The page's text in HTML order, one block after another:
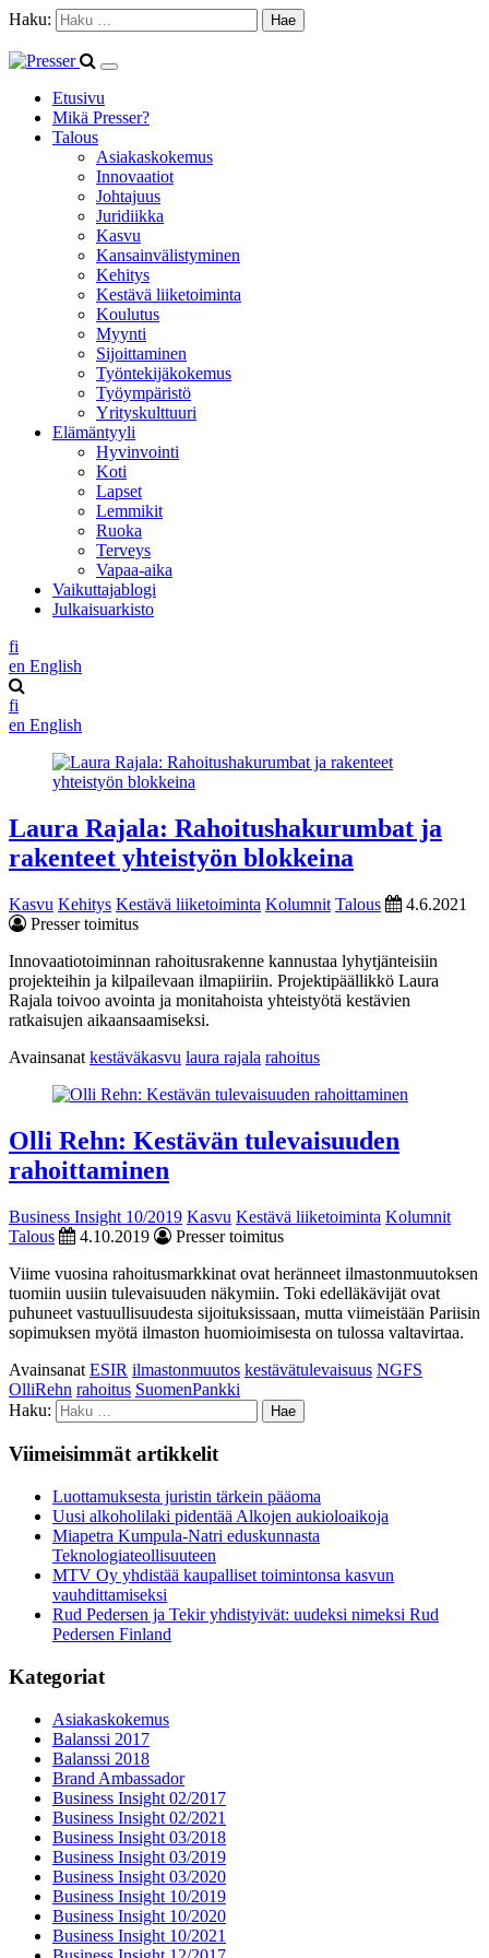
Haku:
Etusivu
Mikä Presser?
Talous
Asiakaskokemus
Innovaatiot
Johtajuus
Juridiikka
Kasvu
Kansainvälistyminen
Kehitys
Kestävä liiketoiminta
Koulutus
Myynti
Sijoittaminen
Työntekijäkokemus
Työympäristö
Yrityskulttuuri
Elämäntyyli
Hyvinvointi
Koti
Lapset
Lemmikit
Ruoka
Terveys
Vapaa-aika
Vaikuttajablogi
Julkaisuarkisto
fi
en English
fi
en English
Laura Rajala: Rahoitushakurumbat ja
rakenteet yhteistyön blokkeina
Kasvu Kehitys Kestävä liiketoiminta Kolumnit Talous
4.6.2021
Presser toimitus
Innovaatiotoiminnan rahoitusrakenne kannustaa lyhytjänteisiin
projekteihin ja kilpailevaan ilmapiiriin. Projektipäällikkö Laura
Rajala toivoo avointa ja monitahoista yhteistyötä kestävien
ratkaisujen aikaansaamiseksi.
Avainsanat kestäväkasvu laura rajala rahoitus
Olli Rehn: Kestävän tulevaisuuden
rahoittaminen
Business Insight 10/2019 Kasvu Kestävä liiketoiminta Kolumnit
Talous
4.10.2019
Presser toimitus
Viime vuosina rahoitusmarkkinat ovat heränneet ilmastonmuutoksen
tuomiin uusiin tulevaisuuden näkymiin. Toki edelläkävijät ovat
puhuneet vastuullisuudesta sijoituksissaan, mutta viimeistään Pariisin
sopimuksen myötä ilmaston huomioimisesta on tulossa valtavirtaa.
Avainsanat ESIR ilmastonmuutos kestävätulevaisuus NGFS
OlliRehn rahoitus SuomenPankki
Haku:
Viimeisimmät artikkelit
Luottamuksesta juristin tärkein pääoma
Uusi alkoholilaki pidentää Alkojen aukioloaikoja
Miapetra Kumpula-Natri eduskunnasta
Teknologiateollisuuteen
MTV Oy yhdistää kaupalliset toimintonsa kasvun
vauhdittamiseksi
Rud Pedersen ja Tekir yhdistyivät: uudeksi nimeksi Rud
Pedersen Finland
Kategoriat
Asiakaskokemus
Balanssi 2017
Balanssi 2018
Brand Ambassador
Business Insight 02/2017
Business Insight 02/2021
Business Insight 03/2018
Business Insight 03/2019
Business Insight 03/2020
Business Insight 10/2019
Business Insight 10/2020
Business Insight 10/2021